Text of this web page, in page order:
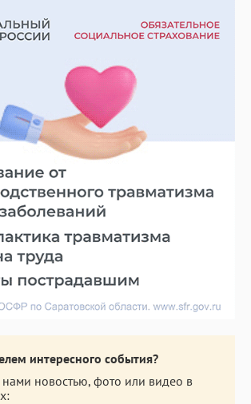
интересного события?
нами новостью, фото или видео в